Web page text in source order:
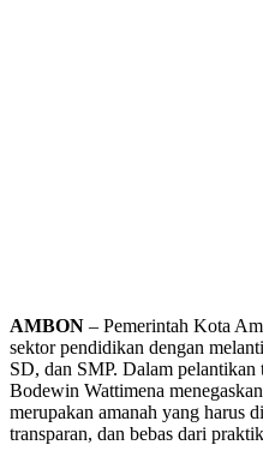
AMBON – Pemerintah Kota
sektor pendidikan dengan
SD, dan SMP. Dalam
Bodewin Wattimena
merupakan amanah yang harus
transparan, dan bebas dari